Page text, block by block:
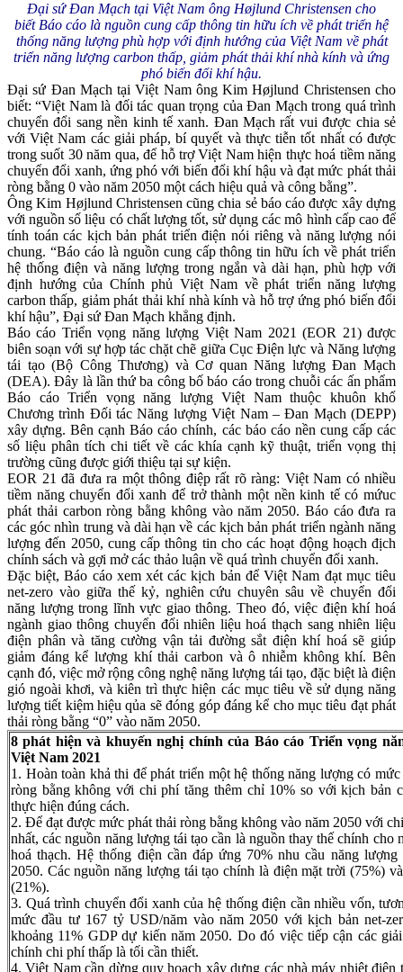
Đại sứ Đan Mạch tại Việt Nam ông Højlund Christensen cho
biết Báo cáo là nguồn cung cấp thông tin hữu ích về phát triển hệ
thống năng lượng phù hợp với định hướng của Việt Nam về phát
triển năng lượng carbon thấp, giảm phát thải khí nhà kính và ứng
phó biến đổi khí hậu.
Đại sứ Đan Mạch tại Việt Nam ông Kim Højlund Christensen cho
biết: “Việt Nam là đối tác quan trọng của Đan Mạch trong quá trình
chuyển đổi sang nền kinh tế xanh. Đan Mạch rất vui được chia sẻ
với Việt Nam các giải pháp, bí quyết và thực tiễn tốt nhất có được
trong suốt 30 năm qua, để hỗ trợ Việt Nam hiện thực hoá tiềm năng
chuyển đổi xanh, ứng phó với biến đổi khí hậu và đạt mức phát thải
ròng bằng 0 vào năm 2050 một cách hiệu quả và công bằng”.
Ông Kim Højlund Christensen cũng chia sẻ báo cáo được xây dựng
với nguồn số liệu có chất lượng tốt, sử dụng các mô hình cấp cao để
tính toán các kịch bản phát triển điện nói riêng và năng lượng nói
chung. “Báo cáo là nguồn cung cấp thông tin hữu ích về phát triển
hệ thống điện và năng lượng trong ngắn và dài hạn, phù hợp với
định hướng của Chính phủ Việt Nam về phát triển năng lượng
carbon thấp, giảm phát thải khí nhà kính và hỗ trợ ứng phó biến đổi
khí hậu”, Đại sứ Đan Mạch khẳng định.
Báo cáo Triển vọng năng lượng Việt Nam 2021 (EOR 21) được
biên soạn với sự hợp tác chặt chẽ giữa Cục Điện lực và Năng lượng
tái tạo (Bộ Công Thương) và Cơ quan Năng lượng Đan Mạch
(DEA). Đây là lần thứ ba công bố báo cáo trong chuỗi các ấn phẩm
Báo cáo Triển vọng năng lượng Việt Nam thuộc khuôn khổ
Chương trình Đối tác Năng lượng Việt Nam – Đan Mạch (DEPP)
xây dựng. Bên cạnh Báo cáo chính, các báo cáo nền cung cấp các
số liệu phân tích chi tiết về các khía cạnh kỹ thuật, triển vọng thị
trường cũng được giới thiệu tại sự kiện.
EOR 21 đã đưa ra một thông điệp rất rõ ràng: Việt Nam có nhiều
tiềm năng chuyển đổi xanh để trở thành một nền kinh tế có mứuc
phát thải carbon ròng bằng không vào năm 2050. Báo cáo đưa ra
các góc nhìn trung và dài hạn về các kịch bản phát triển ngành năng
lượng đến 2050, cung cấp thông tin cho các hoạt động hoạch địch
chính sách và gợi mở các thảo luận về quá trình chuyển đổi xanh.
Đặc biệt, Báo cáo xem xét các kịch bản để Việt Nam đạt mục tiêu
net-zero vào giữa thế kỷ, nghiên cứu chuyên sâu về chuyển đổi
năng lượng trong lĩnh vực giao thông. Theo đó, việc điện khí hoá
ngành giao thông chuyển đổi nhiên liệu hoá thạch sang nhiên liệu
điện phân và tăng cường vận tải đường sắt điện khí hoá sẽ giúp
giảm đáng kể lượng khí thải carbon và ô nhiễm không khí. Bên
cạnh đó, việc mở rộng công nghệ năng lượng tái tạo, đặc biệt là điện
gió ngoài khơi, và kiên trì thực hiện các mục tiêu về sử dụng năng
lượng tiết kiệm hiệu qủa sẽ đóng góp đáng kể cho mục tiêu đạt phát
thải ròng bằng “0” vào năm 2050.
8 phát hiện và khuyến nghị chính của Báo cáo Triển vọng
Việt Nam 2021
1. Hoàn toàn khả thi để phát triển một hệ thống năng lượng có
ròng bằng không với chi phí tăng thêm chỉ 10% so với kịch bản
thực hiện đúng cách.
2. Để đạt được mức phát thải ròng bằng không vào năm 2050 với
nhất, các nguồn năng lượng tái tạo cần là nguồn thay thế chính cho
hoá thạch. Hệ thống điện cần đáp ứng 70% nhu cầu năng lượng
2050. Các nguồn năng lượng tái tạo chính là điện mặt trời (75%)
(21%).
3. Quá trình chuyển đổi xanh của hệ thống điện cần nhiều vốn,
mức đầu tư 167 tỷ USD/năm vào năm 2050 với kịch bản net-
khoảng 11% GDP dự kiến năm 2050. Do đó việc tiếp cận các
chính chi phí thấp là tối cần thiết.
4. Việt Nam cần dừng quy hoạch xây dựng các nhà máy nhiệt điện